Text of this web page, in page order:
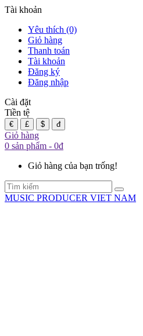
Tài khoản
Yêu thích (0)
Giỏ hàng
Thanh toán
Tài khoản
Đăng ký
Đăng nhập
Cài đặt
Tiền tệ
€ £ $ đ
Giỏ hàng
0 sản phẩm - 0đ
Giỏ hàng của bạn trống!
MUSIC PRODUCER VIET NAM